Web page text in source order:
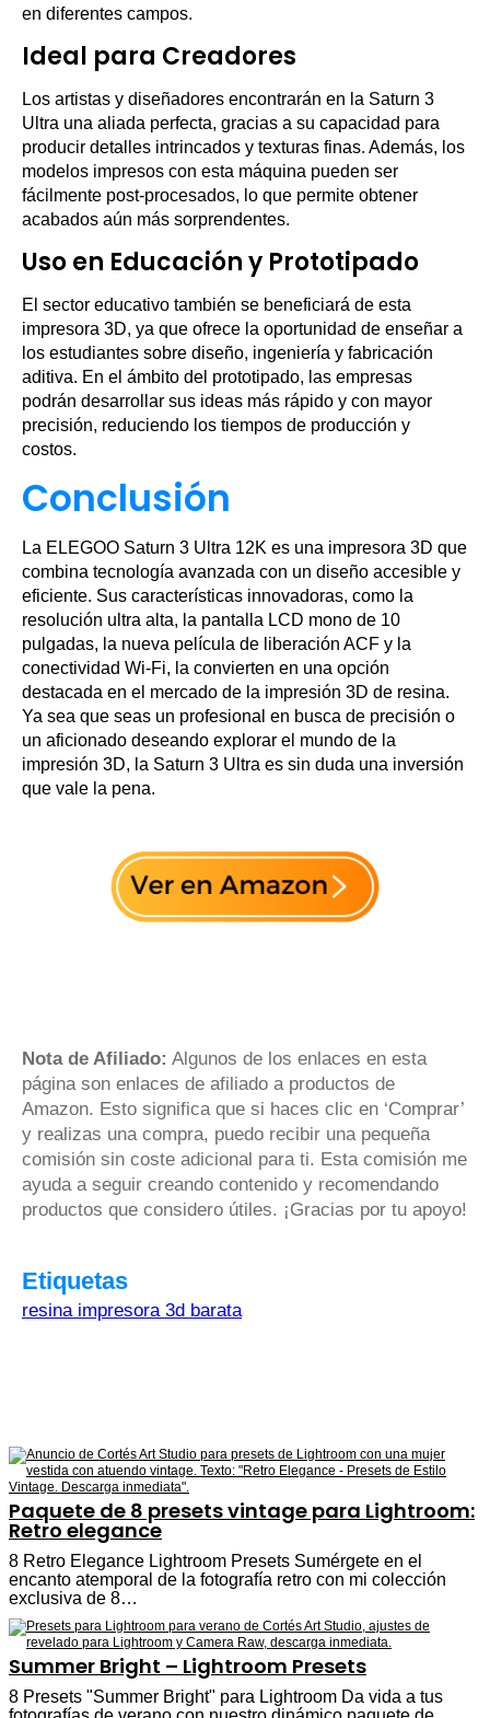
en diferentes campos.
Ideal para Creadores
Los artistas y diseñadores encontrarán en la Saturn 3
Ultra una aliada perfecta, gracias a su capacidad para
producir detalles intrincados y texturas finas. Además, los
modelos impresos con esta máquina pueden ser
fácilmente post-procesados, lo que permite obtener
acabados aún más sorprendentes.
Uso en Educación y Prototipado
El sector educativo también se beneficiará de esta
impresora 3D, ya que ofrece la oportunidad de enseñar a
los estudiantes sobre diseño, ingeniería y fabricación
aditiva. En el ámbito del prototipado, las empresas
podrán desarrollar sus ideas más rápido y con mayor
precisión, reduciendo los tiempos de producción y
costos.
Conclusión
La ELEGOO Saturn 3 Ultra 12K es una impresora 3D que
combina tecnología avanzada con un diseño accesible y
eficiente. Sus características innovadoras, como la
resolución ultra alta, la pantalla LCD mono de 10
pulgadas, la nueva película de liberación ACF y la
conectividad Wi-Fi, la convierten en una opción
destacada en el mercado de la impresión 3D de resina.
Ya sea que seas un profesional en busca de precisión o
un aficionado deseando explorar el mundo de la
impresión 3D, la Saturn 3 Ultra es sin duda una inversión
que vale la pena.
Nota de Afiliado: Algunos de los enlaces en esta
página son enlaces de afiliado a productos de
Amazon. Esto significa que si haces clic en ‘Comprar’
y realizas una compra, puedo recibir una pequeña
comisión sin coste adicional para ti. Esta comisión me
ayuda a seguir creando contenido y recomendando
productos que considero útiles. ¡Gracias por tu apoyo!
Etiquetas
resina impresora 3d barata
Paquete de 8 presets vintage para Lightroom:
Retro elegance
8 Retro Elegance Lightroom Presets Sumérgete en el
encanto atemporal de la fotografía retro con mi colección
exclusiva de 8…
Summer Bright – Lightroom Presets
8 Presets "Summer Bright" para Lightroom Da vida a tus